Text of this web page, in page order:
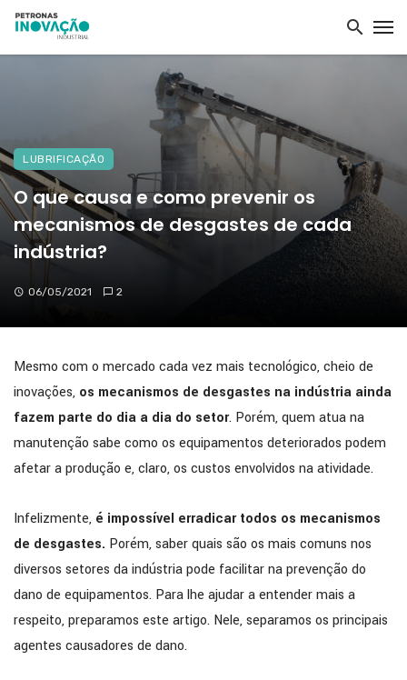
LUBRIFICAÇÃO
O que causa e como prevenir os
mecanismos de desgastes de cada
indústria?
06/05/2021 2
Mesmo com o mercado cada vez mais tecnológico, cheio de
inovações, os mecanismos de desgastes na indústria ainda
fazem parte do dia a dia do setor. Porém, quem atua na
manutenção sabe como os equipamentos deteriorados podem
afetar a produção e, claro, os custos envolvidos na atividade.
Infelizmente, é impossível erradicar todos os mecanismos
de desgastes. Porém, saber quais são os mais comuns nos
diversos setores da indústria pode facilitar na prevenção do
dano de equipamentos. Para lhe ajudar a entender mais a
respeito, preparamos este artigo. Nele, separamos os principais
agentes causadores de dano.